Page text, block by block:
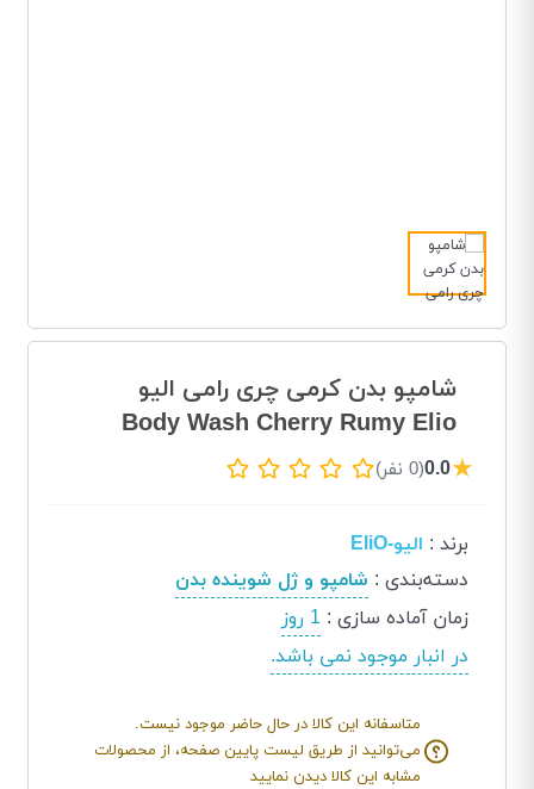
شامپو بدن کرمی چری رامی الیو
Body Wash Cherry Rumy Elio
★
0.0(0 نفر)
برند : الیو-EliO
دسته‌بندی : شامپو و ژل شوینده بدن
زمان آماده سازی :1 روز
در انبار موجود نمی باشد.
متاسفانه این کالا در حال حاضر موجود نیست.
می‌توانید از طریق لیست پایین صفحه، از محصولات
مشابه این کالا دیدن نمایید